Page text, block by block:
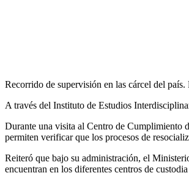
Recorrido de supervisión en las cárcel del país.
A través del Instituto de Estudios
Durante una visita al Centro de Cumplimiento
permiten verificar que los procesos de
Reiteró que bajo su administración, el
encuentran en los diferentes centros de